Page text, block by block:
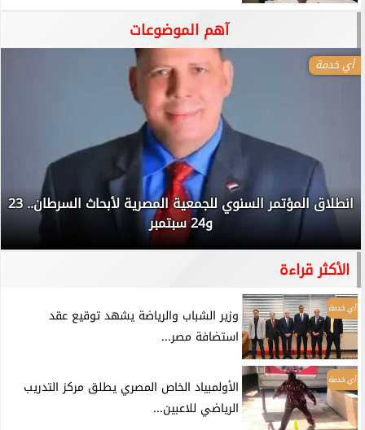
آهم الموضوعات
أي خدمة
انطلاق المؤتمر السنوي للجمعية المصرية لأبحاث السرطان.. 23
و24 سبتمبر
الأكثر قراءة
أي خدمة
وزير الشباب والرياضة يشهد توقيع عقد
استضافة مصر...
أي خدمة
الأولمبياد الخاص المصري يطلق مركز التدريب
الرياضي للاعبين...